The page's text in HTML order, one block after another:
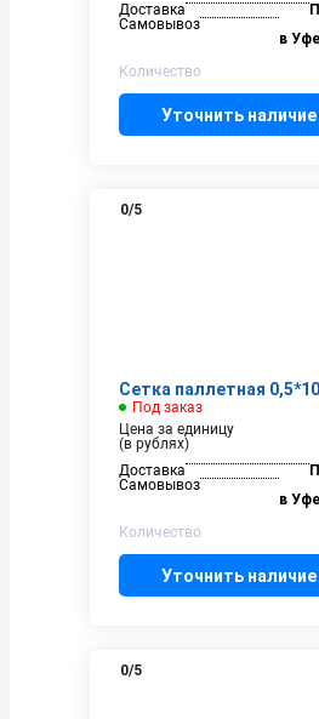
Доставка
Самовывоз
в
Количество
Уточнить наличие
0/5
Сетка паллетная
Под заказ
Цена за единицу
(в рублях)
Доставка
Самовывоз
в
Количество
Уточнить наличие
0/5